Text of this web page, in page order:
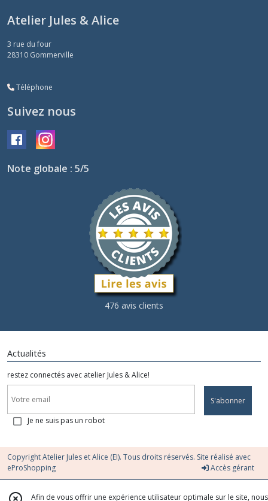
Atelier Jules & Alice
3 rue du four
28310 Gommerville
Téléphone
Suivez nous
Note globale : 5/5
476 avis clients
Actualités
restez connectés avec atelier Jules & Alice!
S'abonner
Je ne suis pas un robot
Copyright Atelier Jules et Alice (EI). Tous droits réservés. Site réalisé avec
eProShopping
Accès gérant
Afin de vous offrir une expérience utilisateur optimale sur le site, nous